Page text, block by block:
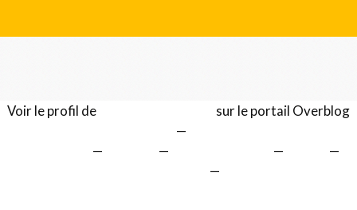
Voir le profil de sur le portail Overblog